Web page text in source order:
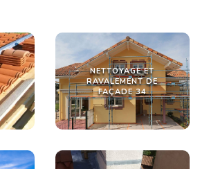
NETTOYAGE ET
RAVALEMENT DE
FAÇADE 34